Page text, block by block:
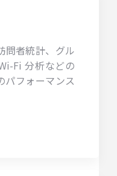
問者統計、グル
Fi 分析などの
パフォーマンス